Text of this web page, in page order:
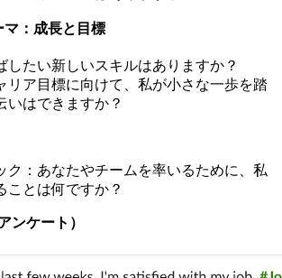
マ：成長と目標
したい新しいスキルはありますか？
リア目標に向けて、私が小さな一歩を踏
いはできますか？
ク：あなたやチームを率いるために、私
ことは何ですか？
ンケート）